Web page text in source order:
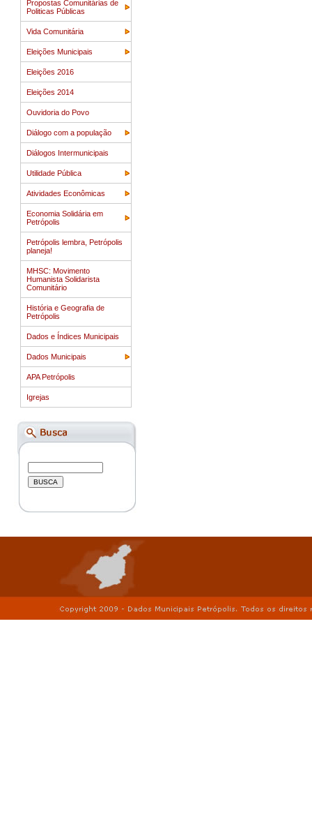
Propostas Comunitárias de
Politicas Públicas
Vida Comunitária
Eleições Municipais
Eleições 2016
Eleições 2014
Ouvidoria do Povo
Diálogo com a população
Diálogos Intermunicipais
Utilidade Pública
Atividades Econômicas
Economia Solidária em
Petrópolis
Petrópolis lembra, Petrópolis
planeja!
MHSC: Movimento
Humanista Solidarista
Comunitário
História e Geografia de
Petrópolis
Dados e Índices Municipais
Dados Municipais
APA Petrópolis
Igrejas